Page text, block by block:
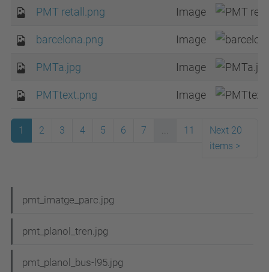
PMT retall.png Image
barcelona.png Image
PMTa.jpg Image
PMTtext.png Image
1 2 3 4 5 6 7 ... 11
Next 20
items >
a
v
pmt_imatge_parc.jpg
pmt_planol_tren.jpg
pmt_planol_bus-l95.jpg